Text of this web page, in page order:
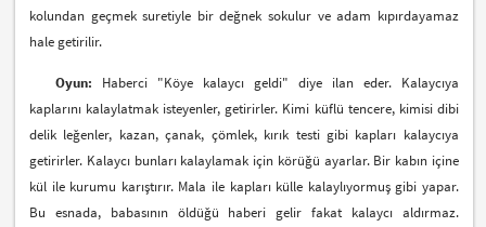
kolundan geçmek suretiyle bir değnek sokulur ve adam kıpırdayamaz
hale getirilir.
Oyun: Haberci "Köye kalaycı geldi" diye ilan eder. Kalaycıya
kaplarını kalaylatmak isteyenler, getirirler. Kimi küflü tencere, kimisi dibi
delik leğenler, kazan, çanak, çömlek, kırık testi gibi kapları kalaycıya
getirirler. Kalaycı bunları kalaylamak için körüğü ayarlar. Bir kabın içine
kül ile kurumu karıştırır. Mala ile kapları külle kalaylıyormuş gibi yapar.
Bu esnada, babasının öldüğü haberi gelir fakat kalaycı aldırmaz.